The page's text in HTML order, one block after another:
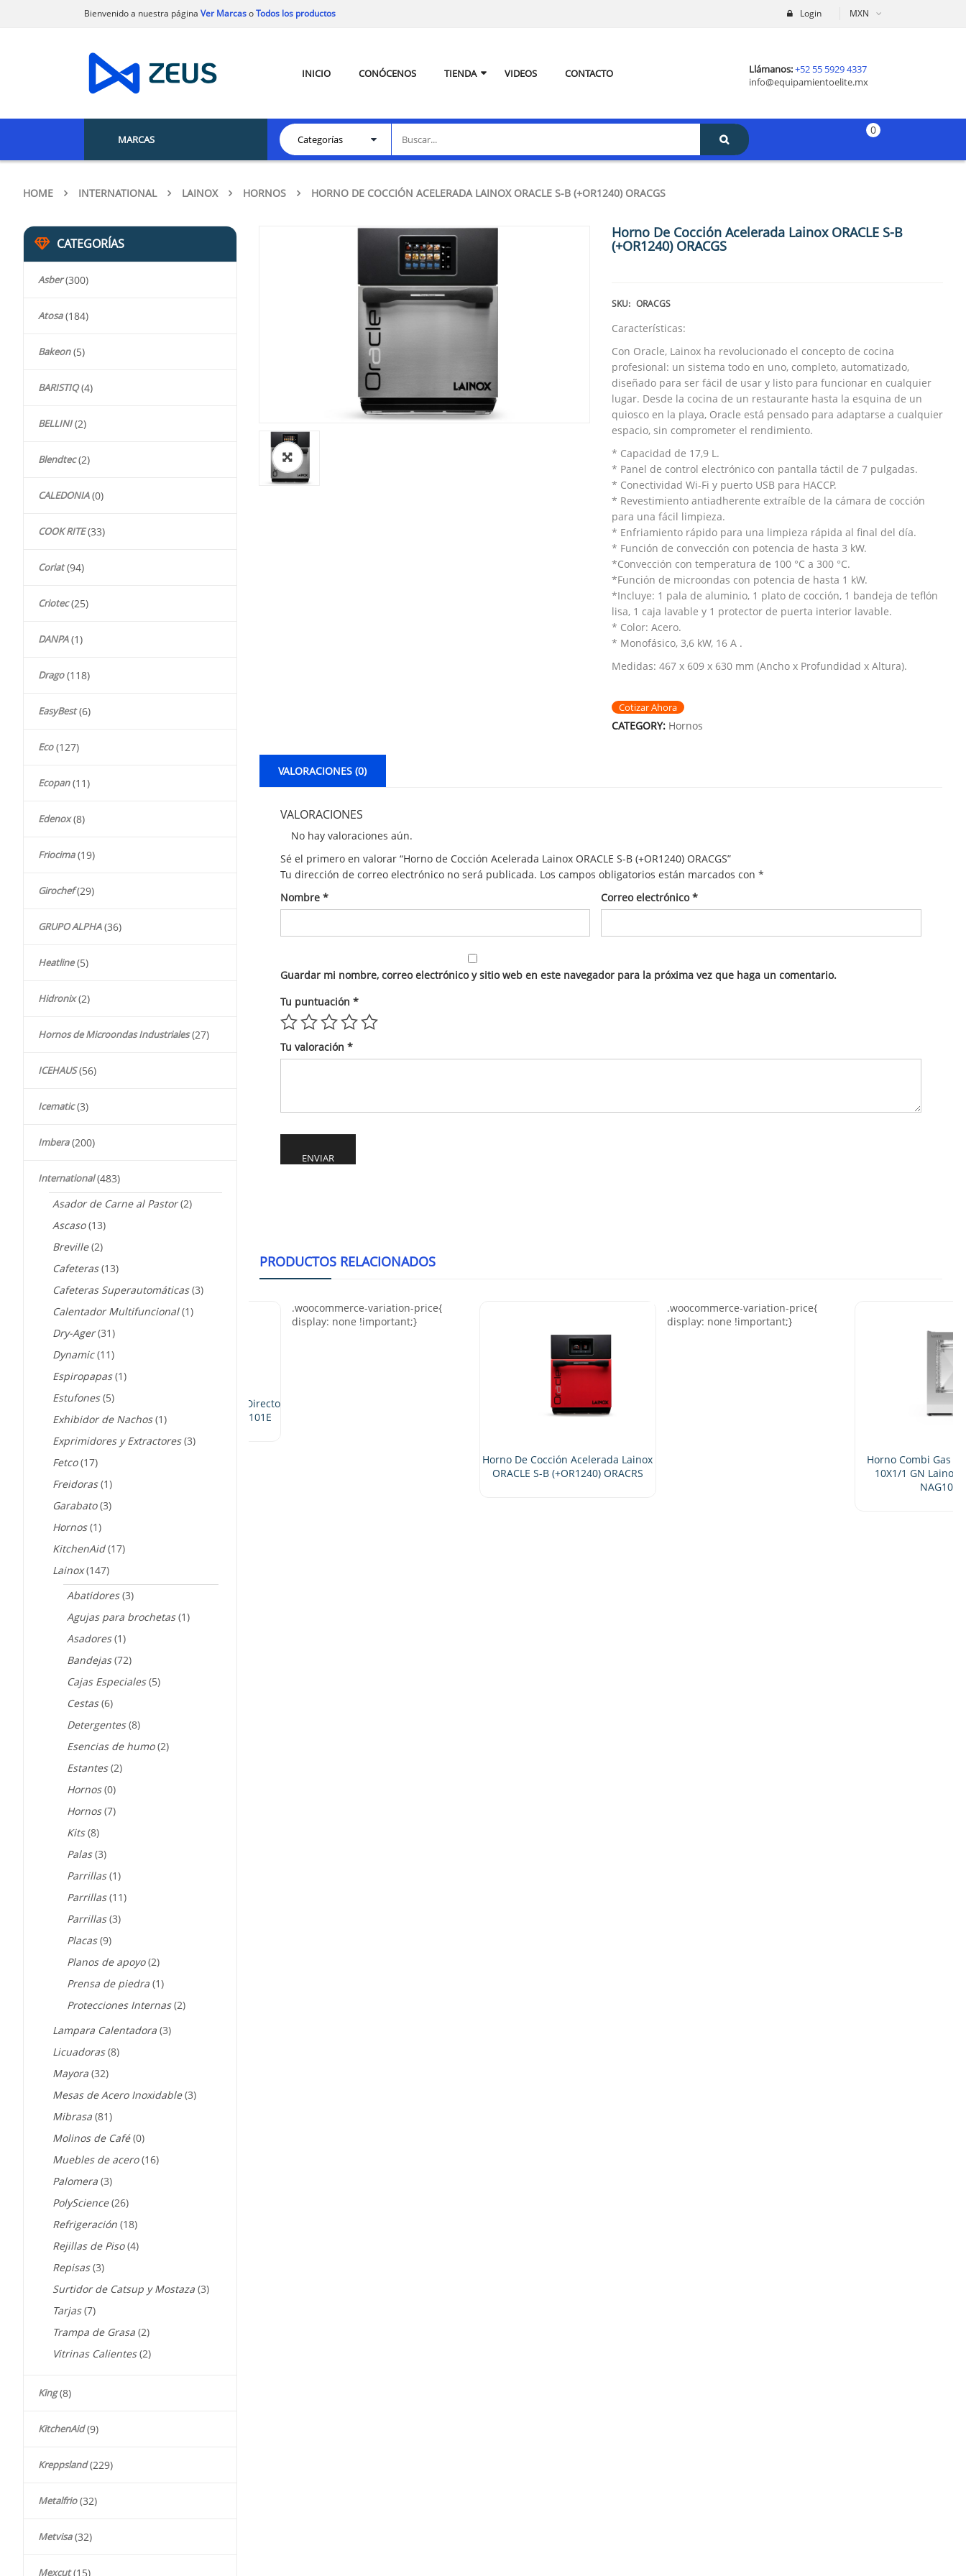
MXN
Login
Bienvenido a nuestra página Ver MarcasoTodos los productos
INICIO CONÓCENOS TIENDA VIDEOS CONTACTO Llámanos:+52 55 5929 4337
info@equipamientoelite.mx
MARCAS
0
HOME INTERNATIONAL LAINOX HORNOS HORNO DE COCCIÓN ACELERADA LAINOX ORACLE S-B (+OR1240) ORACGS
CATEGORÍAS
Asber (300)
Atosa (184)
Bakeon (5)
BARISTIQ (4)
BELLINI (2)
Blendtec (2)
CALEDONIA (0)
COOK RITE (33)
Coriat (94)
Criotec (25)
DANPA (1)
Drago (118)
EasyBest (6)
Eco (127)
Ecopan (11)
Edenox (8)
Friocima (19)
Girochef (29)
GRUPO ALPHA (36)
Heatline (5)
Hidronix (2)
Hornos de Microondas Industriales (27)
ICEHAUS (56)
Icematic (3)
Imbera (200)
International (483)
Asador de Carne al Pastor (2)
Ascaso (13)
Breville (2)
Cafeteras (13)
Cafeteras Superautomáticas (3)
Calentador Multifuncional (1)
Dry-Ager (31)
Dynamic (11)
Espiropapas (1)
Estufones (5)
Exhibidor de Nachos (1)
Exprimidores y Extractores (3)
Fetco (17)
Freidoras (1)
Garabato (3)
Hornos (1)
KitchenAid (17)
Lainox (147)
Abatidores (3)
Agujas para brochetas (1)
Asadores (1)
Bandejas (72)
Cajas Especiales (5)
Cestas (6)
Detergentes (8)
Esencias de humo (2)
Estantes (2)
Hornos (0)
Hornos (7)
Kits (8)
Palas (3)
Parrillas (1)
Parrillas (11)
Parrillas (3)
Placas (9)
Planos de apoyo (2)
Prensa de piedra (1)
Protecciones Internas (2)
Lampara Calentadora (3)
Licuadoras (8)
Mayora (32)
Mesas de Acero Inoxidable (3)
Mibrasa (81)
Molinos de Café (0)
Muebles de acero (16)
Palomera (3)
PolyScience (26)
Refrigeración (18)
Rejillas de Piso (4)
Repisas (3)
Surtidor de Catsup y Mostaza (3)
Tarjas (7)
Trampa de Grasa (2)
Vitrinas Calientes (2)
King (8)
KitchenAid (9)
Kreppsland (229)
Metalfrio (32)
Metvisa (32)
Mexcut (15)
🔍
Horno De Cocción Acelerada Lainox ORACLE S-B
(+OR1240) ORACGS
SKU: ORACGS
Características:
Con Oracle, Lainox ha revolucionado el concepto de cocina
profesional: un sistema todo en uno, completo, automatizado,
diseñado para ser fácil de usar y listo para funcionar en cualquier
lugar. Desde la cocina de un restaurante hasta la esquina de un
quiosco en la playa, Oracle está pensado para adaptarse a cualquier
espacio, sin comprometer el rendimiento.
* Capacidad de 17,9 L.
* Panel de control electrónico con pantalla táctil de 7 pulgadas.
* Conectividad Wi-Fi y puerto USB para HACCP.
* Revestimiento antiadherente extraíble de la cámara de cocción
para una fácil limpieza.
* Enfriamiento rápido para una limpieza rápida al final del día.
* Función de convección con potencia de hasta 3 kW.
*Convección con temperatura de 100 °C a 300 °C.
*Función de microondas con potencia de hasta 1 kW.
*Incluye: 1 pala de aluminio, 1 plato de cocción, 1 bandeja de teflón
lisa, 1 caja lavable y 1 protector de puerta interior lavable.
* Color: Acero.
* Monofásico, 3,6 kW, 16 A .
Medidas: 467 x 609 x 630 mm (Ancho x Profundidad x Altura).
Cotizar Ahora
CATEGORY: Hornos
VALORACIONES (0)
VALORACIONES
No hay valoraciones aún.
Sé el primero en valorar “Horno de Cocción Acelerada Lainox ORACLE S-B (+OR1240) ORACGS”
Tu dirección de correo electrónico no será publicada. Los campos obligatorios están marcados con *
Nombre * Correo electrónico*
Guardar mi nombre, correo electrónico y sitio web en este navegador para la próxima vez que haga un comentario.
Tu puntuación *
Tu valoración *
PRODUCTOS RELACIONADOS
Combi Eléctrico Vapor Directo
1 GN Lainox ICON ICET101E
Horno De Cocción Acelerada Lainox
ORACLE S-B (+OR1240) ORACRS
Horno Combi Gas Vapor Directo
10X1/1 GN Lainox Naboo 5.0